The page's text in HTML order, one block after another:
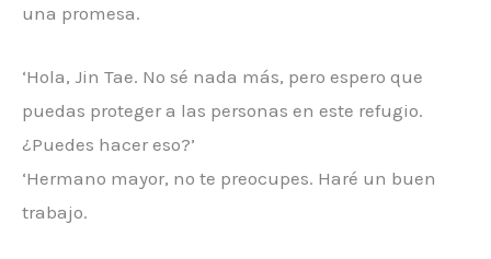
una promesa.
‘Hola, Jin Tae. No sé nada más, pero espero que
puedas proteger a las personas en este refugio.
¿Puedes hacer eso?’
‘Hermano mayor, no te preocupes. Haré un buen
trabajo.